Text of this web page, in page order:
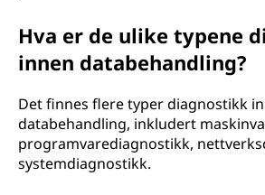
Hva er de ulike typene
innen databehandling?
Det finnes flere typer diagnostikk
databehandling, inkludert
programvarediagnostikk,
systemdiagnostikk.